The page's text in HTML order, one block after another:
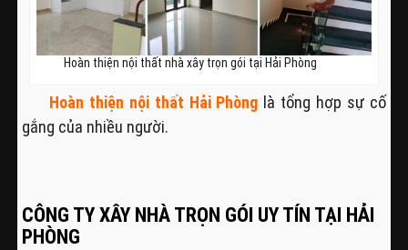
Hoàn thiện nội thất nhà xây trọn gói tại Hải Phòng
Hoàn thiện nội thất Hải Phòng là tổng hợp sự cố
gắng của nhiều người.
CÔNG TY XÂY NHÀ TRỌN GÓI UY TÍN TẠI HẢI
PHÒNG